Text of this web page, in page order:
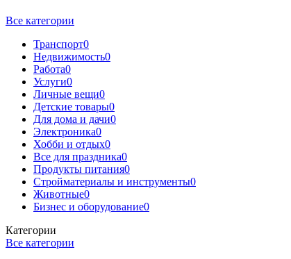
Все категории
Транспорт0
Недвижимость0
Работа0
Услуги0
Личные вещи0
Детские товары0
Для дома и дачи0
Электроника0
Хобби и отдых0
Все для праздника0
Продукты питания0
Стройматериалы и инструменты0
Животные0
Бизнес и оборудование0
Категории
Все категории